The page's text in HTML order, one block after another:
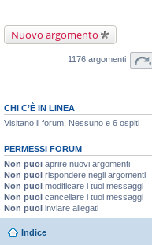
Nuovo argomento
1176 argomenti
CHI C’È IN LINEA
Visitano il forum: Nessuno e 6 ospiti
PERMESSI FORUM
Non puoi aprire nuovi argomenti
Non puoi rispondere negli argomenti
Non puoi modificare i tuoi messaggi
Non puoi cancellare i tuoi messaggi
Non puoi inviare allegati
Indice